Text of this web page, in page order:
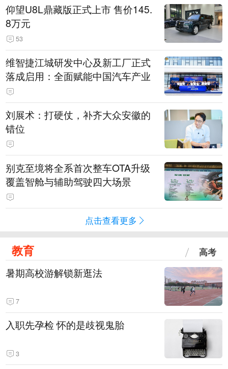
仰望U8L鼎藏版正式上市 售价145.
8万元
53
维智捷江城研发中心及新工厂正式
落成启用：全面赋能中国汽车产业
刘展术：打硬仗，补齐大众安徽的
错位
别克至境将全系首次整车OTA升级
覆盖智舱与辅助驾驶四大场景
点击查看更多
教育 高考
暑期高校游解锁新逛法
7
入职先孕检 怀的是歧视鬼胎
3